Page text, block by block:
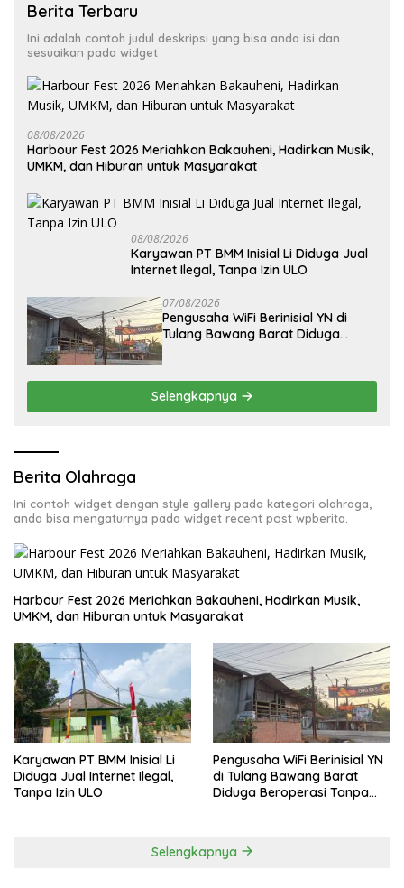
Berita Terbaru
Ini adalah contoh judul deskripsi yang bisa anda isi dan
sesuaikan pada widget
08/08/2026
Harbour Fest 2026 Meriahkan Bakauheni, Hadirkan Musik,
UMKM, dan Hiburan untuk Masyarakat
08/08/2026
Karyawan PT BMM Inisial Li Diduga Jual
Internet Ilegal, Tanpa Izin ULO
07/08/2026
Pengusaha WiFi Berinisial YN di
Tulang Bawang Barat Diduga
Selengkapnya
Berita Olahraga
Ini contoh widget dengan style gallery pada kategori olahraga,
anda bisa mengaturnya pada widget recent post wpberita.
Harbour Fest 2026 Meriahkan Bakauheni, Hadirkan Musik,
UMKM, dan Hiburan untuk Masyarakat
Karyawan PT BMM Inisial Li
Diduga Jual Internet Ilegal,
Tanpa Izin ULO
Pengusaha WiFi Berinisial YN
di Tulang Bawang Barat
Diduga Beroperasi Tanpa
Selengkapnya